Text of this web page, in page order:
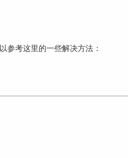
参考这里的一些解决方法：